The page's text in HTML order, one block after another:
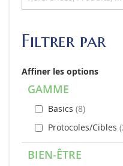
Filtrer par
Affiner les options
GAMME
Basics 8
Protocoles/Cibles
BIEN-ÊTRE